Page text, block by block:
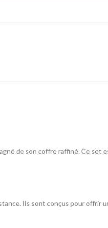
de son coffre raffiné. Ce set
Ils sont conçus pour offrir